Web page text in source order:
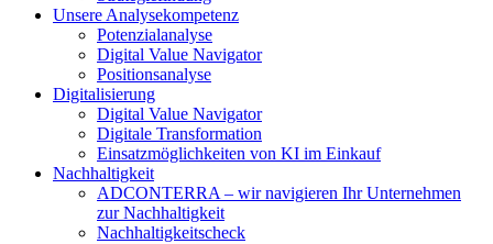
Unsere Analysekompetenz
Potenzialanalyse
Digital Value Navigator
Positionsanalyse
Digitalisierung
Digital Value Navigator
Digitale Transformation
Einsatzmöglichkeiten von KI im Einkauf
Nachhaltigkeit
ADCONTERRA – wir navigieren Ihr Unternehmen
zur Nachhaltigkeit
Nachhaltigkeitscheck